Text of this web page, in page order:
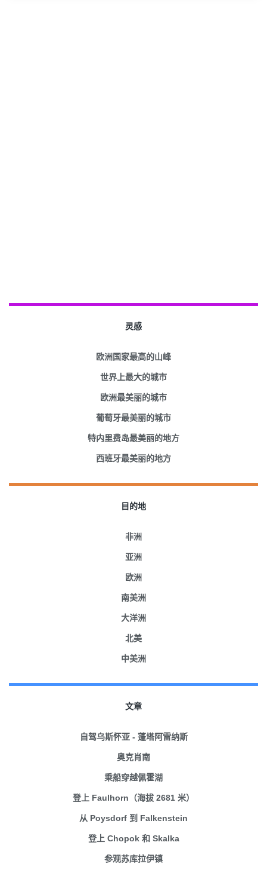
灵感
欧洲国家最高的山峰
世界上最大的城市
欧洲最美丽的城市
葡萄牙最美丽的城市
特内里费岛最美丽的地方
西班牙最美丽的地方
目的地
非洲
亚洲
欧洲
南美洲
大洋洲
北美
中美洲
文章
自驾乌斯怀亚 - 蓬塔阿雷纳斯
奥克肖南
乘船穿越佩霍湖
登上 Faulhorn（海拔 2681 米）
从 Poysdorf 到 Falkenstein
登上 Chopok 和 Skalka
参观苏库拉伊镇